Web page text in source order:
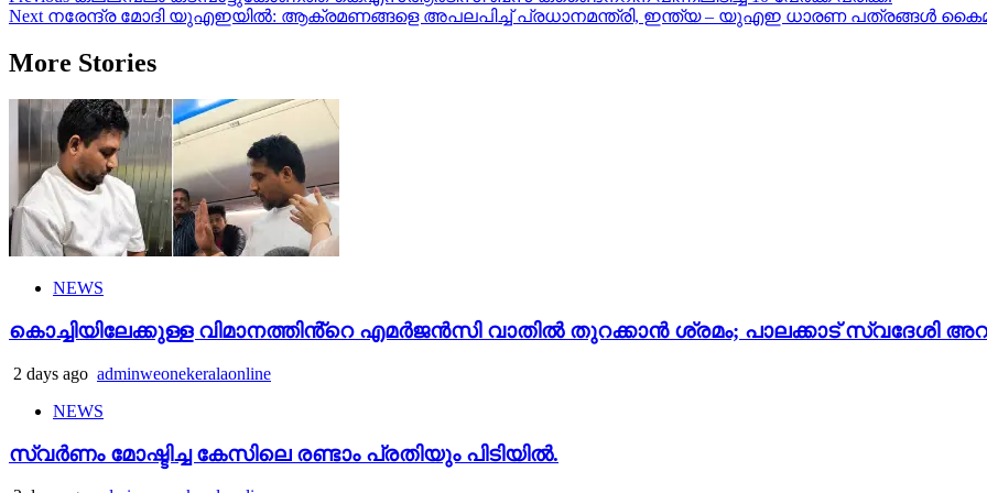
navigation
Next നരേന്ദ്ര മോദി യുഎഇയിൽ: ആക്രമണങ്ങളെ അപലപിച്ച് പ്രധാനമന്ത്രി, ഇന്ത്യ – യുഎഇ ധാരണ പത്രങ്ങൾ
More Stories
NEWS
കൊച്ചിയിലേക്കുള്ള വിമാനത്തിൻ്റെ എമര്‍ജന്‍സി വാതില്‍ തുറക്കാന്‍ ശ്രമം; പാലക്കാട് സ്വദേശി
2 days ago adminweonekeralaonline
NEWS
സ്വർണം മോഷ്ടിച്ച കേസിലെ രണ്ടാം പ്രതിയും പിടിയിൽ.